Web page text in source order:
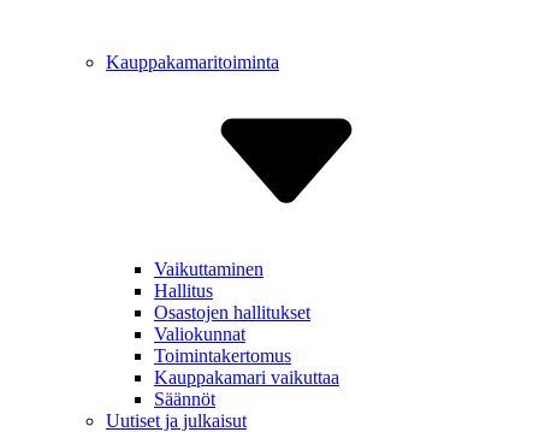
Kauppakamaritoiminta
Vaikut­taminen
Hallitus
Osastojen hallitukset
Valiokunnat
Toiminta­kertomus
Kauppa­kamari vaikuttaa
Säännöt
Uutiset ja julkaisut